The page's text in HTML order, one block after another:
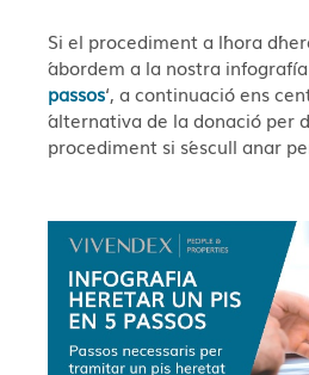
Si el procediment a l´hora
´abordem a la nostra infografía
passos‘, a continuació ens
´alternativa de la donació per
procediment si s´escull anar